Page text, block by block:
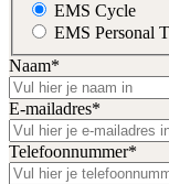
EMS Cycle
EMS Personal
Naam*
E-mailadres*
Telefoonnummer*